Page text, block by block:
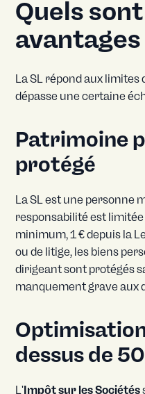
Quels
avantages
La SL répond aux limites
dépasse une certaine
Patrimoine
protégé
La SL est une personne
responsabilité est
minimum, 1 € depuis la
ou de litige, les biens
dirigeant sont protégés
manquement grave aux
dessus de
L'Impôt sur les Sociétés